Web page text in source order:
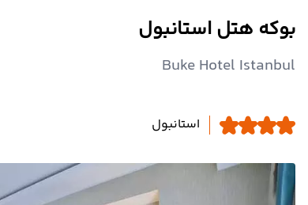
بوکه هتل استانبول
Buke Hotel Istanbul
استانبول